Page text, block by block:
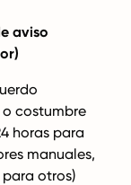
aviso
costumbre
horas para
manuales,
para otros)